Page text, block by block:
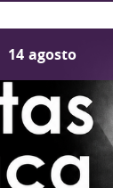
14 agosto